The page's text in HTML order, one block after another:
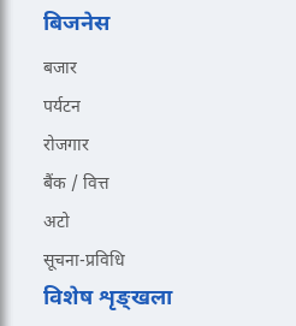
बिजनेस
बजार
पर्यटन
रोजगार
बैंक / वित्त
अटो
सूचना-प्रविधि
विशेष शृङ्खला